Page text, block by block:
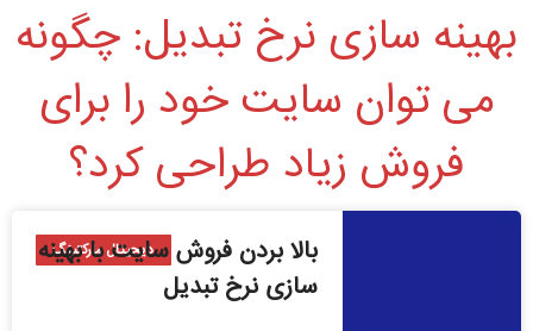
بهینه سازی نرخ تبدیل: چگونه
می توان سایت خود را برای
فروش زیاد طراحی کرد؟
دیجیتال مارکتینگ
بالا بردن فروش سایت با بهینه
سازی نرخ تبدیل